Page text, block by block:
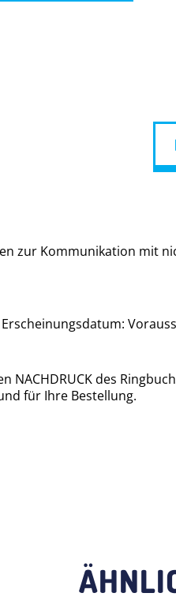
zur Kommunikation mit
des
für Ihre Bestellung.